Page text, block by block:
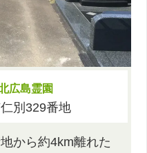
広島霊園
別329番地
から約4km離れた